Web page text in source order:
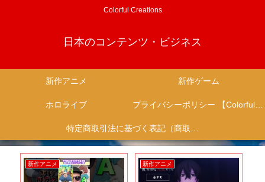
Colorful Creations
日本のコンテンツ・ビジネス
新作アニメ 新作ゲーム
ホロライブ プライバシーポリシー 【Colorful Creation】
特定商取引法に基づく表記（商取引に関する開示）
新作アニメ